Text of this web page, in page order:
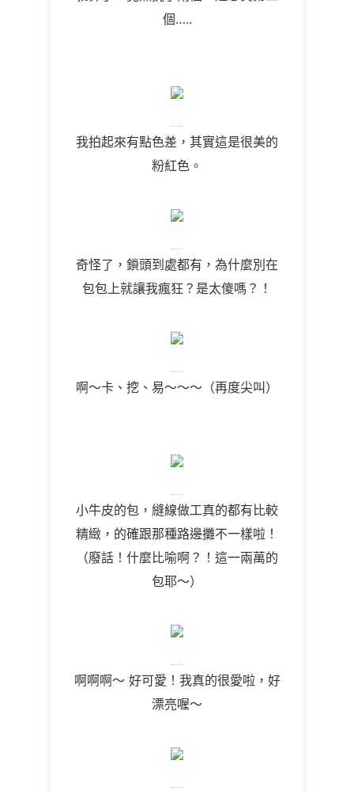
個…..
我拍起來有點色差，其實這是很美的
粉紅色。
奇怪了，鎖頭到處都有，為什麼別在
包包上就讓我瘋狂？是太傻嗎？！
啊～卡、挖、易～～～（再度尖叫）
小牛皮的包，縫線做工真的都有比較
精緻，的確跟那種路邊攤不一樣啦！
（廢話！什麼比喻啊？！這一兩萬的
包耶～）
啊啊啊～ 好可愛！我真的很愛啦，好
漂亮喔～